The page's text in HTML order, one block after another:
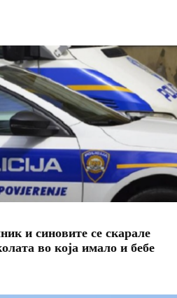
и синовите се скарале
во која имало и бебе